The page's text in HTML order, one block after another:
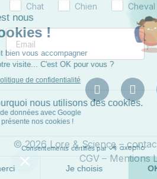
Chat Chien Cheval
© 2026 Lore & Science –
CGV– Mentions